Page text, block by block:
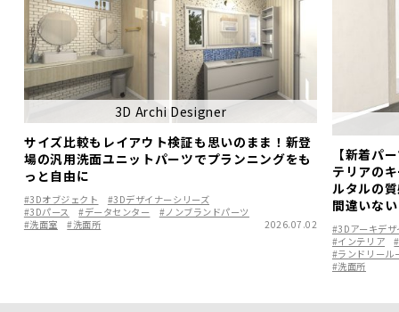
3D Archi Designer
サイズ比較もレイアウト検証も思いのまま！新登
場の汎用洗面ユニットパーツでプランニングをも
っと自由に
#3Dオブジェクト
#3Dデザイナーシリーズ
#3Dパース
#データセンター
#ノンブランドパーツ
#洗面室
#洗面所 2026.07.02
【新着パ
テリアの
ルタルの
間違いな
#3Dアーキデザ
#インテリア
#ランドリール
#洗面所